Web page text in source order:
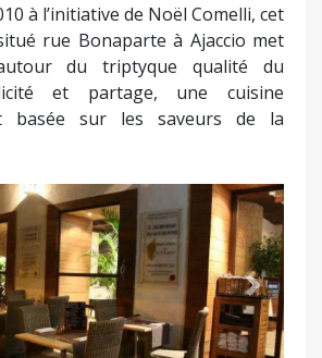
à l’initiative de Noël Comelli, cet
rue Bonaparte à Ajaccio met
du triptyque qualité du
et partage, une cuisine
basée sur les saveurs de la
Suivant